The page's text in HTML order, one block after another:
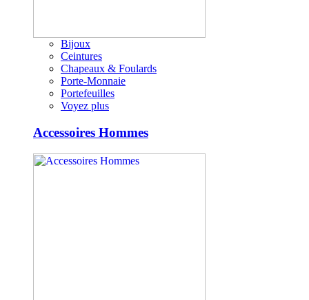
Bijoux
Ceintures
Chapeaux & Foulards
Porte-Monnaie
Portefeuilles
Voyez plus
Accessoires Hommes